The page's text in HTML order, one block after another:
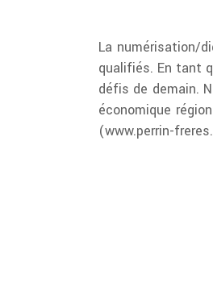
La numérisation/
qualifiés. En tant
défis de demain.
économique
(www.perrin-